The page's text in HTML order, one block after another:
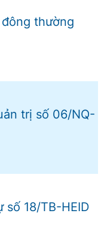
thường
trị số 06/NQ-
số 18/TB-HEID